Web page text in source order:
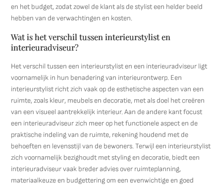
en het budget, zodat zowel de klant als de stylist een helder beeld
hebben van de verwachtingen en kosten.
Wat is het verschil tussen interieurstylist en
interieuradviseur?
Het verschil tussen een interieurstylist en een interieuradviseur ligt
voornamelijk in hun benadering van interieurontwerp. Een
interieurstylist richt zich vaak op de esthetische aspecten van een
ruimte, zoals kleur, meubels en decoratie, met als doel het creëren
van een visueel aantrekkelijk interieur. Aan de andere kant focust
een interieuradviseur zich meer op het functionele aspect en de
praktische indeling van de ruimte, rekening houdend met de
behoeften en levensstijl van de bewoners. Terwijl een interieurstylist
zich voornamelijk bezighoudt met styling en decoratie, biedt een
interieuradviseur vaak breder advies over ruimteplanning,
materiaalkeuze en budgettering om een evenwichtige en goed